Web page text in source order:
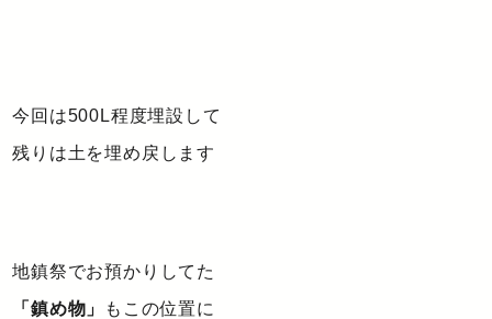
今回は500L程度埋設して
残りは土を埋め戻します
地鎮祭でお預かりしてた
「鎮め物」
もこの位置に